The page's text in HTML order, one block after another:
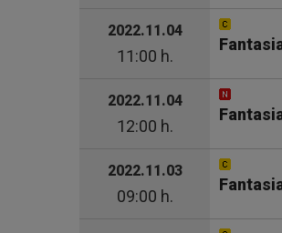
2022.11.04
11:00 h.
2022.11.04
12:00 h.
2022.11.03
09:00 h.